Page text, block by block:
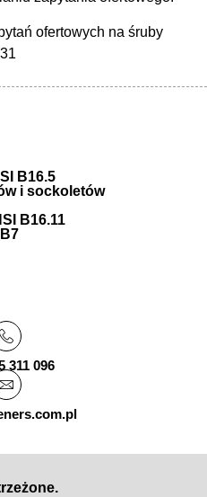
ofertowych na śruby
B16.5
i sockoletów
B16.11
311 096